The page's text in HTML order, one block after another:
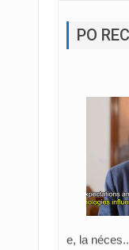
PO
e, la néces...